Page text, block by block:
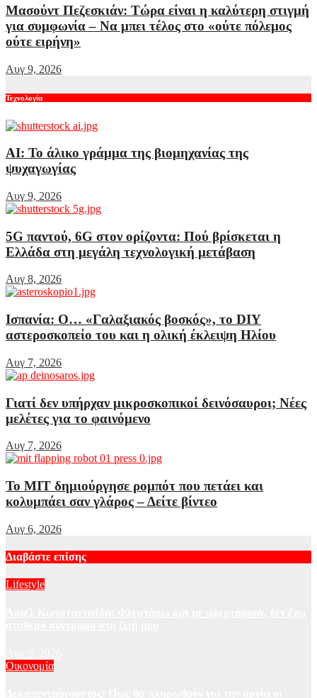
Μασούντ Πεζεσκιάν: Τώρα είναι η καλύτερη στιγμή
για συμφωνία – Να μπει τέλος στο «ούτε πόλεμος
ούτε ειρήνη»
Αυγ 9, 2026
Τεχνολογία
AI: Το άλικο γράμμα της βιομηχανίας της
ψυχαγωγίας
Αυγ 9, 2026
5G παντού, 6G στον ορίζοντα: Πού βρίσκεται η
Ελλάδα στη μεγάλη τεχνολογική μετάβαση
Αυγ 8, 2026
Ισπανία: Ο… «Γαλαξιακός βοσκός», το DIY
αστεροσκοπείο του και η ολική έκλειψη Ηλίου
Αυγ 7, 2026
Γιατί δεν υπήρχαν μικροσκοπικοί δεινόσαυροι; Νέες
μελέτες για το φαινόμενο
Αυγ 7, 2026
Το MIT δημιούργησε ρομπότ που πετάει και
κολυμπάει σαν γλάρος – Δείτε βίντεο
Αυγ 6, 2026
Διαβάστε επίσης
Lifestyle
Οικονομία